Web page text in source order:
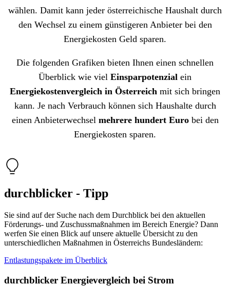
wählen. Damit kann jeder österreichische Haushalt durch
den Wechsel zu einem günstigeren Anbieter bei den
Energiekosten Geld sparen.
Die folgenden Grafiken bieten Ihnen einen schnellen
Überblick wie viel Einsparpotenzial ein
Energiekostenvergleich in Österreich mit sich bringen
kann. Je nach Verbrauch können sich Haushalte durch
einen Anbieterwechsel mehrere hundert Eurobei den
Energiekosten sparen.
durchblicker - Tipp
Sie sind auf der Suche nach dem Durchblick bei den aktuellen
Förderungs- und Zuschussmaßnahmen im Bereich Energie? Dann
werfen Sie einen Blick auf unsere aktuelle Übersicht zu den
unterschiedlichen Maßnahmen in Österreichs Bundesländern:
Entlastungspakete im Überblick
durchblicker Energievergleich bei Strom